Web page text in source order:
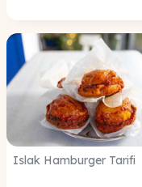
Islak Hamburger Tarifi